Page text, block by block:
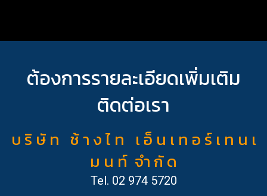
ต้องการรายละเอียดเพิ่มเติม
ติดต่อเรา
บ ริ ษั ท ช้ า ง ไ ท เ อ็ น เ ท อ ร์ เ ท น เ
ม น ท์ จำ กั ด
Tel. 02 974 5720